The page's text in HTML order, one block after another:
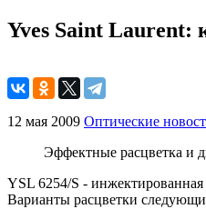
Yves Saint Laurent:
12 мая 2009 Оптические
Эффектные расцветка и
YSL 6254/S -
Варианты расцветки